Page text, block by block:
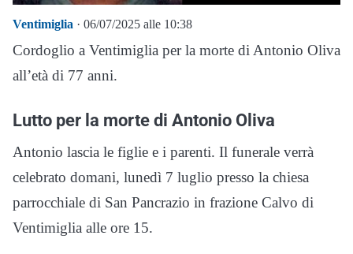
Ventimiglia · 06/07/2025 alle 10:38
Cordoglio a Ventimiglia per la morte di Antonio Oliva
all’età di 77 anni.
Lutto per la morte di Antonio Oliva
Antonio lascia le figlie e i parenti. Il funerale verrà
celebrato domani, lunedì 7 luglio presso la chiesa
parrocchiale di San Pancrazio in frazione Calvo di
Ventimiglia alle ore 15.